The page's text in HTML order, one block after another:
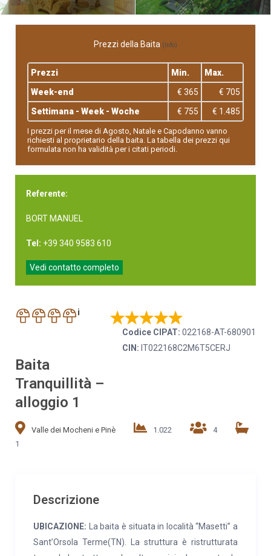
Prezzi della Baita (Info)
Prezzi Min.
Max.
Week-end
€ 365
€ 705
Settimana - Week - Woche
€ 755 € 1.485
I prezzi per il mese di Agosto, Natale e Capodanno vanno
richiesti al proprietario della baita. La tabella dei prezzi qui
formulata non ha validità per i citati periodi.
Referente:
BORT MANUEL
Tel: +39 340 9583 610
Vedi contatto completo
i
Codice CIPAT: 022168-AT-680901
CIN: IT022168C2M6T5CERJ
Baita
Tranquillità –
alloggio 1
Valle dei Mocheni e Pinè 1.022
4
1
Descrizione
UBICAZIONE: La baita è situata in località “Masetti” a
Sant’Orsola Terme(TN). La struttura è ristrutturata